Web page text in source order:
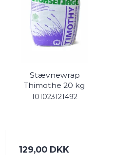
Stævnewrap
Thimothe 20 kg
101023121492
129,00 DKK